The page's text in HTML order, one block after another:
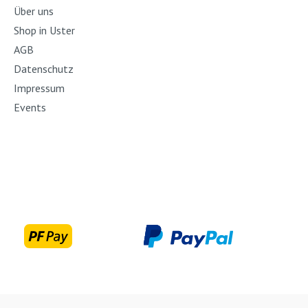
Über uns
Shop in Uster
AGB
Datenschutz
Impressum
Events